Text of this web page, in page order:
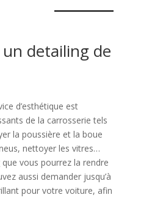
detailing de
d’esthétique est
de la carrosserie tels
la poussière et la boue
nettoyer les vitres…
que vous pourrez la rendre
aussi demander jusqu’à
pour votre voiture, afin